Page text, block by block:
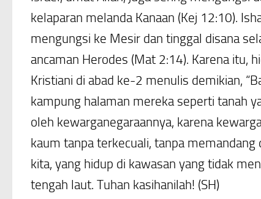
kelaparan melanda Kanaan (Kej 12:10).
mengungsi ke Mesir dan tinggal disana
ancaman Herodes (Mat 2:14). Karena itu,
Kristiani di abad ke-2 menulis demikian,
kampung halaman mereka seperti tanah
oleh kewarganegaraannya, karena
kaum tanpa terkecuali, tanpa
kita, yang hidup di kawasan yang tidak
tengah laut. Tuhan kasihanilah! (SH)